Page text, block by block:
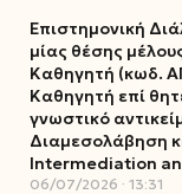
Επιστημονική
μίας θέσης
Καθηγητή (κωδ.
Καθηγητή επί
γνωστικό
Διαμεσολάβηση
Intermediation
06/07/2026 13:31